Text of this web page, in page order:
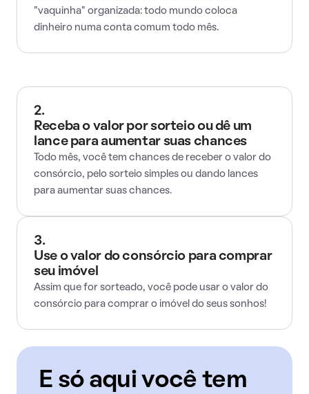
"vaquinha" organizada: todo mundo coloca
dinheiro numa conta comum todo mês.
2.
Receba o valor por sorteio ou dê um
lance para aumentar suas chances
Todo mês, você tem chances de receber o valor do
consórcio, pelo sorteio simples ou dando lances
para aumentar suas chances.
3.
Use o valor do consórcio para comprar
seu imóvel
Assim que for sorteado, você pode usar o valor do
consórcio para comprar o imóvel do seus sonhos!
E só aqui você tem